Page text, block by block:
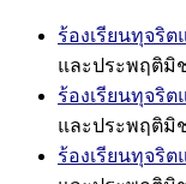
ร้องเรียนทุจริ
และประพฤติมิ
ร้องเรียนทุจริ
และประพฤติมิ
ร้องเรียนทุจริ